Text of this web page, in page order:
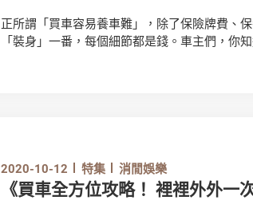
正所謂「買車容易養車難」，除了保險牌費、
「裝身」一番，每個細節都是錢。車主們，你
2020-10-12 特集 消閒娛樂
《買車全方位攻略！ 裡裡外外一